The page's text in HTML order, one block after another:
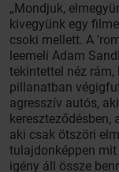
„Mondjuk,
kivegyünk egy
csoki mellett. A
leemeli Adam
tekintettel néz rám,
pillanatban
agresszív autós,
kereszteződésben,
aki csak ötszöri
tulajdonképpen
igény áll össze